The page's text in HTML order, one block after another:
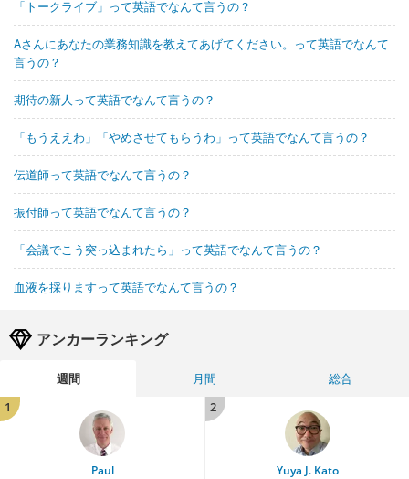
「トークライブ」って英語でなんて言うの？
Aさんにあなたの業務知識を教えてあげてください。って英語でなんて
言うの？
期待の新人って英語でなんて言うの？
「もうええわ」「やめさせてもらうわ」って英語でなんて言うの？
伝道師って英語でなんて言うの？
振付師って英語でなんて言うの？
「会議でこう突っ込まれたら」って英語でなんて言うの？
血液を採りますって英語でなんて言うの？
アンカーランキング
週間 月間
総合
1
Paul
2
Yuya J. Kato